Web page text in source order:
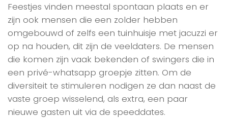
Feestjes vinden meestal spontaan plaats en er
zijn ook mensen die een zolder hebben
omgebouwd of zelfs een tuinhuisje met jacuzzi er
op na houden, dit zijn de veeldaters. De mensen
die komen zijn vaak bekenden of swingers die in
een privé-whatsapp groepje zitten. Om de
diversiteit te stimuleren nodigen ze dan naast de
vaste groep wisselend, als extra, een paar
nieuwe gasten uit via de speeddates.